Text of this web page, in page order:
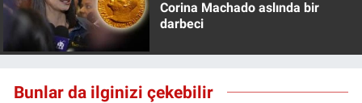
Corina Machado aslında bir
darbeci
Bunlar da ilginizi çekebilir